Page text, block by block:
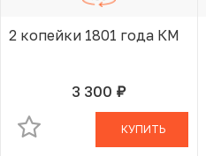
2 копейки 1801 года КМ
3 300 руб.
В КОРЗИНЕ
КУПИТЬ